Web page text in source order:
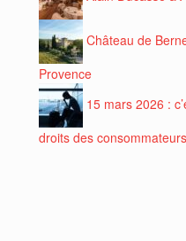
Château de
Provence
15 mars 2026 :
droits des